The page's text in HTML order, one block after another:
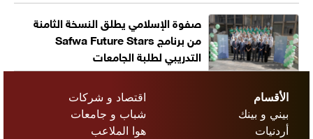
صفوة الإسلامي يطلق النسخة الثامنة
من برنامج Safwa Future Stars
التدريبي لطلبة الجامعات
الأقسام
بيني و بينك
أردنيات
اقتصاد و شركات
شباب و جامعات
هوا الملاعب